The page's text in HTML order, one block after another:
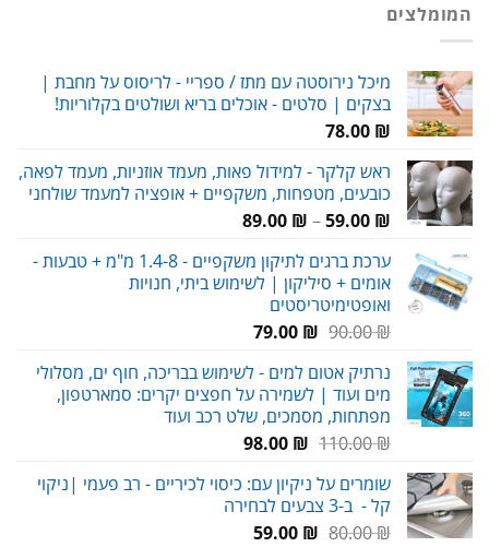
המומלצים
מיכל נירוסטה עם מתז / ספריי - לריסוס על מחבת |
בצקים | סלטים - אוכלים בריא ושולטים בקלוריות!
78.00 ₪
ראש קלקר - למידול פאות, מעמד אוזניות, מעמד לפאה,
כובעים, מטפחות, משקפיים + אופציה למעמד שולחני
59.00 ₪
–
89.00 ₪
טווח
עד
ערכת ברגים לתיקון משקפיים - 1.4-8 מ"מ + טבעות -
אומים + סיליקון | לשימוש ביתי, חנויות
ואופטימיטריסטים
90.00₪
המחיר
היה:
90.00 ₪.
79.00 ₪
המחיר
הוא:
79.00 ₪.
נרתיק אטום למים - לשימוש בבריכה, חוף ים, מסלולי
מים ועוד | לשמירה על חפצים יקרים: סמארטפון,
מפתחות, מסמכים, שלט רכב ועוד
110.00₪
המחיר
היה:
110.00 ₪.
98.00 ₪
המחיר
הוא:
98.00 ₪.
שומרים על ניקיון עם: כיסוי לכיריים - רב פעמי |ניקוי
קל - ב-3 צבעים לבחירה
80.00₪
המחיר59.00 ₪
המחיר